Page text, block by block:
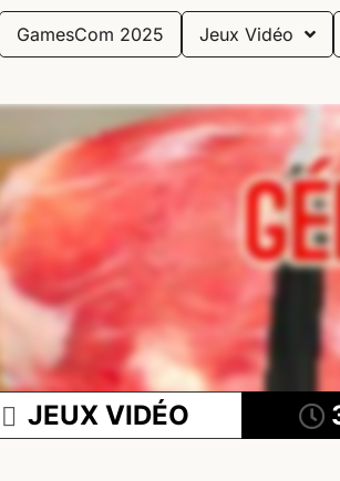
GamesCom 2025 Jeux Vidéo
JEUX VIDÉO